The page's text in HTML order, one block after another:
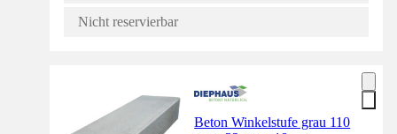
Nicht reservierbar
Beton Winkelstufe grau 110